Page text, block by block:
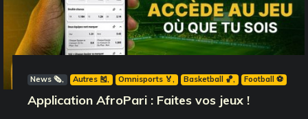
News 🗞️ Autres 🎽 Omnisports 🏅 Basketball 🏀 Football ⚽️
Application AfroPari : Faites vos jeux !